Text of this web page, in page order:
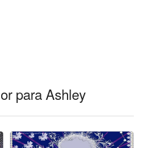
para Ashley